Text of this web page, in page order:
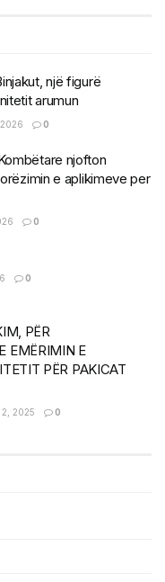
një figurë
arumun
0
njofton
e aplikimeve per
0
0
PËR
EMËRIMIN E
PËR PAKICAT
2, 2025 0